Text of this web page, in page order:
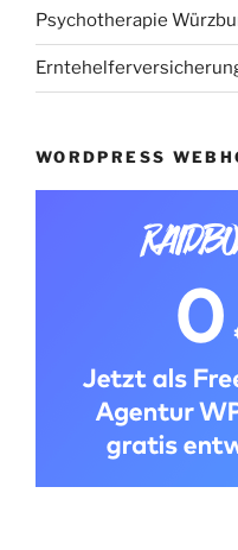
Psychotherapie
WORDPRESS